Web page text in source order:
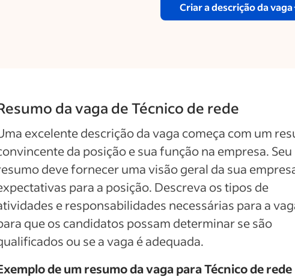
Criar a descrição da vaga
da vaga de Técnico de rede
excelente descrição da vaga começa com um
da posição e sua função na empresa. Seu
deve fornecer uma visão geral da sua
para a posição. Descreva os tipos de
e responsabilidades necessárias para a
que os candidatos possam determinar se são
ou se a vaga é adequada.
de um resumo da vaga para Técnico de rede